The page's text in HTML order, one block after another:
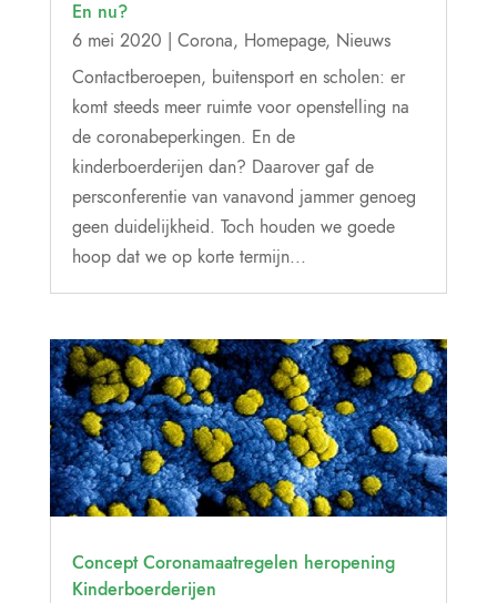
En nu?
6 mei 2020 | Corona, Homepage, Nieuws
Contactberoepen, buitensport en scholen: er
komt steeds meer ruimte voor openstelling na
de coronabeperkingen. En de
kinderboerderijen dan? Daarover gaf de
persconferentie van vanavond jammer genoeg
geen duidelijkheid. Toch houden we goede
hoop dat we op korte termijn...
Concept Coronamaatregelen heropening
Kinderboerderijen